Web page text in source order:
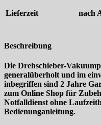
Lieferzeit nach
Beschreibung
Die Drehschieber-
generalüberholt und im
inbegriffen sind 2 Jahre
zum Online Shop für
Notfalldienst ohne
Bedienunganleitung.